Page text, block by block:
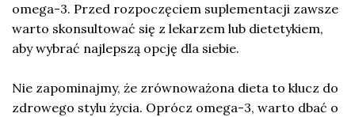
omega-3. Przed rozpoczęciem suplementacji zawsze
warto skonsultować się z lekarzem lub dietetykiem,
aby wybrać najlepszą opcję dla siebie.
Nie zapominajmy, że zrównoważona dieta to klucz do
zdrowego stylu życia. Oprócz omega-3, warto dbać o